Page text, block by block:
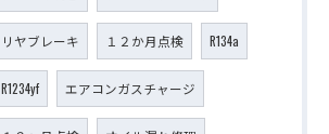
リヤブレーキ １２か月点検 R134a
R1234yf エアコンガスチャージ